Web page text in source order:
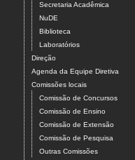
Secretaria Acadêmica
NuDE
Biblioteca
Laboratórios
Direção
Agenda da Equipe Diretiva
Comissões locais
Comissão de Concursos
Comissão de Ensino
Comissão de Extensão
Comissão de Pesquisa
Outras Comissões